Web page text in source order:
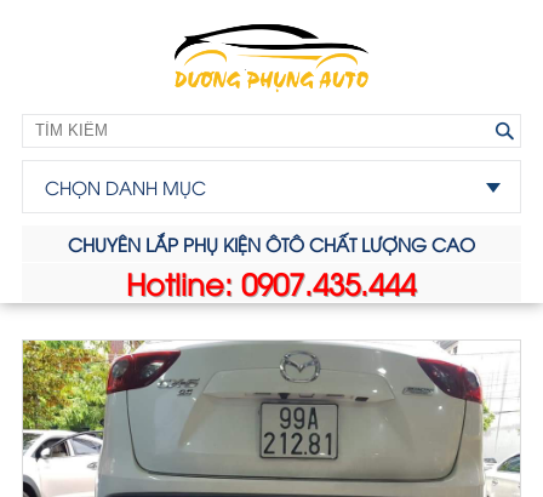
CHỌN DANH MỤC
CHUYÊN LẮP PHỤ KIỆN ÔTÔ CHẤT LƯỢNG CAO
Hotline: 0907.435.444